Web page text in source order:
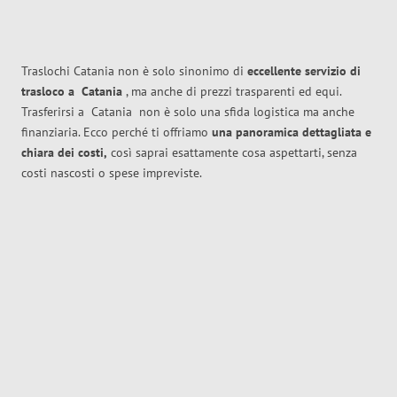
Traslochi Catania non è solo sinonimo di eccellente servizio di
trasloco a Catania , ma anche di prezzi trasparenti ed equi.
Trasferirsi a Catania non è solo una sfida logistica ma anche
finanziaria. Ecco perché ti offriamo una panoramica dettagliata e
chiara dei costi, così saprai esattamente cosa aspettarti, senza
costi nascosti o spese impreviste.